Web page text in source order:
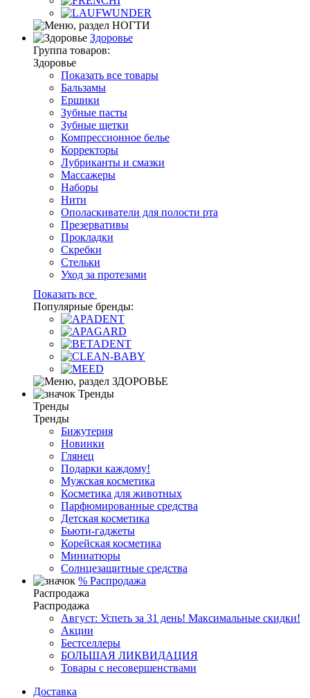
Здоровье
Группа товаров:
Здоровье
Показать все товары
Бальзамы
Ершики
Зубные пасты
Зубные щетки
Компрессионное белье
Корректоры
Лубриканты и смазки
Массажеры
Наборы
Нити
Ополаскиватели для полости рта
Презервативы
Прокладки
Скребки
Стельки
Уход за протезами
Показать все
Популярные бренды:
Тренды
Тренды
Тренды
Бижутерия
Новинки
Глянец
Подарки каждому!
Мужская косметика
Косметика для животных
Парфюмированные средства
Детская косметика
Бьюти-гаджеты
Корейская косметика
Миниатюры
Солнцезащитные средства
% Распродажа
Распродажа
Распродажа
Август: Успеть за 31 день! Максимальные скидки!
Акции
Бестселлеры
БОЛЬШАЯ ЛИКВИДАЦИЯ
Товары с несовершенствами
Доставка